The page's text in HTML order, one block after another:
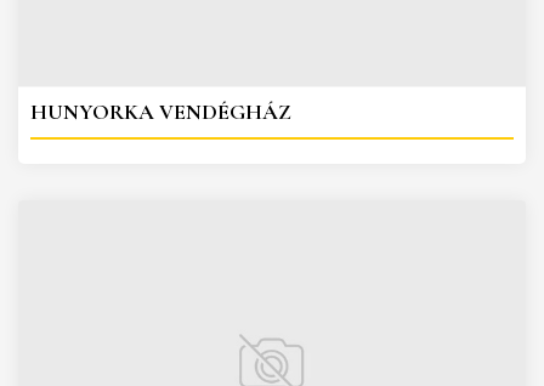
HUNYORKA VENDÉGHÁZ